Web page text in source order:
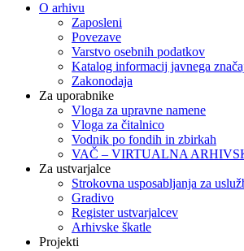
O arhivu
Zaposleni
Povezave
Varstvo osebnih podatkov
Katalog informacij javnega
Zakonodaja
Za uporabnike
Vloga za upravne namene
Vloga za čitalnico
Vodnik po fondih in zbirkah
VAČ – VIRTUALNA
Za ustvarjalce
Strokovna usposabljanja za
Gradivo
Register ustvarjalcev
Arhivske škatle
Projekti